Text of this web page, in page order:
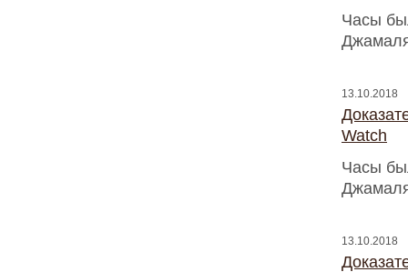
Часы
13.10.2018
Watch
Часы
13.10.2018